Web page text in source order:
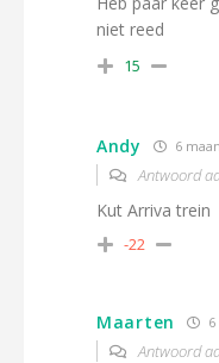
niet reed
15
Andy 6
Antwoord
Kut Arriva trein
-22
Maarten
Antwoord